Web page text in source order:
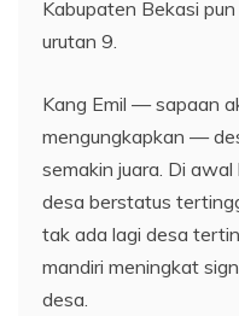
Kabupaten Bekasi
urutan 9.
Kang Emil — sapaan
mengungkapkan —
semakin juara. Di
desa berstatus
tak ada lagi desa
mandiri meningkat
desa.